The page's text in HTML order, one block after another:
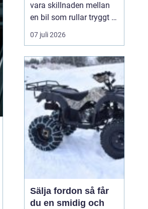
vara skillnaden mellan
en bil som rullar tryggt i
många år och
återkommande problem
I Luleå finns många
verkstäder att välja på,
men hur vet du
egentligen vem som gör
ett bra jobb, håller vad
de lova...
07 juli 2026
Sälja fordon så får
du en smidig och